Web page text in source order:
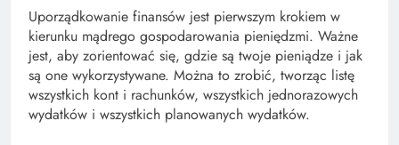
Uporządkowanie finansów jest pierwszym krokiem w
kierunku mądrego gospodarowania pieniędzmi. Ważne
jest, aby zorientować się, gdzie są twoje pieniądze i jak
są one wykorzystywane. Można to zrobić, tworząc listę
wszystkich kont i rachunków, wszystkich jednorazowych
wydatków i wszystkich planowanych wydatków.